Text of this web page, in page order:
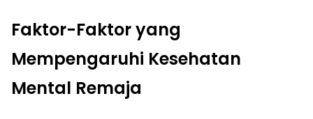
Faktor-Faktor yang
Mempengaruhi Kesehatan
Mental Remaja